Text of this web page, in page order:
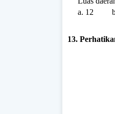
a. 12
13.